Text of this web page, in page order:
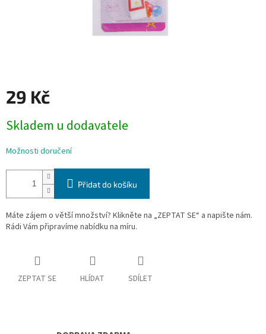
29 Kč
cena:
Skladem u dodavatele
Možnosti doručení
Přidat do košíku
Máte zájem o větší množství? Klikněte na „ZEPTAT SE“ a napište nám.
Rádi Vám připravíme nabídku na míru.
ZEPTAT SE HLÍDAT SDÍLET